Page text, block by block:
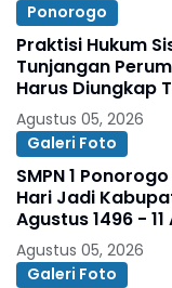
Ponorogo
Praktisi Hukum
Tunjangan
Harus Diungkap
Agustus 05, 2026
Galeri Foto
SMPN 1
Hari Jadi
Agustus 1496 -
Agustus 05, 2026
Galeri Foto